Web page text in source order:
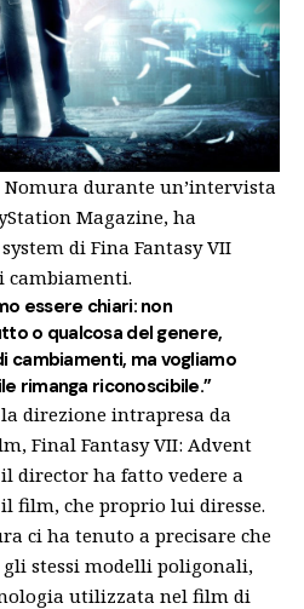
durante un’intervista
Magazine, ha
di Fina Fantasy VII
cambiamenti.
essere chiari: non
o qualcosa del genere,
ma vogliamo
rimanga riconoscibile.”
direzione intrapresa da
Final Fantasy VII: Advent
director ha fatto vedere a
film, che proprio lui diresse.
ci ha tenuto a precisare che
stessi modelli poligonali,
utilizzata nel film di